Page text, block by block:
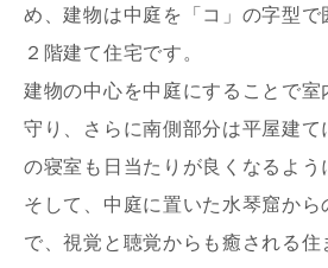
め、建物は中庭を「コ」の字型で
２階建て住宅です。
建物の中心を中庭にすることで室
守り、さらに南側部分は平屋建て
の寝室も日当たりが良くなるよう
そして、中庭に置いた水琴窟か
で、視覚と聴覚からも癒される住